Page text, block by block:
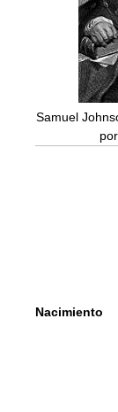
Samuel
Nacimiento